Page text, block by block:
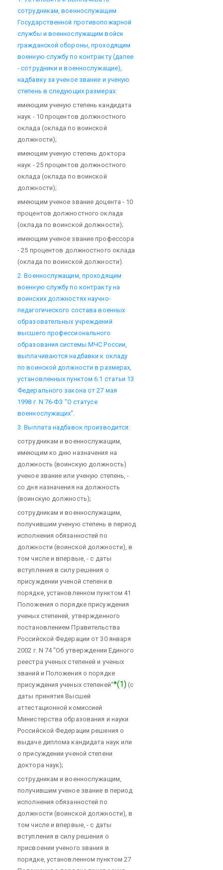
сотрудникам, военнослужащим
Государственной противопожарной
службы и военнослужащим войск
гражданской обороны, проходящим
военную службу по контракту (далее
- сотрудники и военнослужащие),
надбавку за ученое звание и ученую
степень в следующих размерах:
имеющим ученую степень кандидата
наук - 10 процентов должностного
оклада (оклада по воинской
должности);
имеющим ученую степень доктора
наук - 25 процентов должностного
оклада (оклада по воинской
должности);
имеющим ученое звание доцента - 10
процентов должностного оклада
(оклада по воинской должности);
имеющим ученое звание профессора
- 25 процентов должностного оклада
(оклада по воинской должности).
2. Военнослужащим, проходящим
военную службу по контракту на
воинских должностях научно-
педагогического состава военных
образовательных учреждений
высшего профессионального
образования системы МЧС России,
выплачиваются надбавки к окладу
по воинской должности в размерах,
установленных пунктом 6.1 статьи 13
Федерального закона от 27 мая
1998 г. N 76-ФЗ "О статусе
военнослужащих".
3. Выплата надбавок производится:
сотрудникам и военнослужащим,
имеющим ко дню назначения на
должность (воинскую должность)
ученое звание или ученую степень, -
со дня назначения на должность
(воинскую должность);
сотрудникам и военнослужащим,
получившим ученую степень в период
исполнения обязанностей по
должности (воинской должности), в
том числе и впервые, - с даты
вступления в силу решения о
присуждении ученой степени в
порядке, установленном пунктом 41
Положения о порядке присуждения
ученых степеней, утвержденного
постановлением Правительства
Российской Федерации от 30 января
2002 г. N 74 "Об утверждении Единого
реестра ученых степеней и ученых
званий и Положения о порядке
присуждения ученых степеней"*(1) (с
даты принятия Высшей
аттестационной комиссией
Министерства образования и науки
Российской Федерации решения о
выдаче диплома кандидата наук или
о присуждении ученой степени
доктора наук);
сотрудникам и военнослужащим,
получившим ученое звание в период
исполнения обязанностей по
должности (воинской должности), в
том числе и впервые, - с даты
вступления в силу решения о
присвоении ученого звания в
порядке, установленном пунктом 27